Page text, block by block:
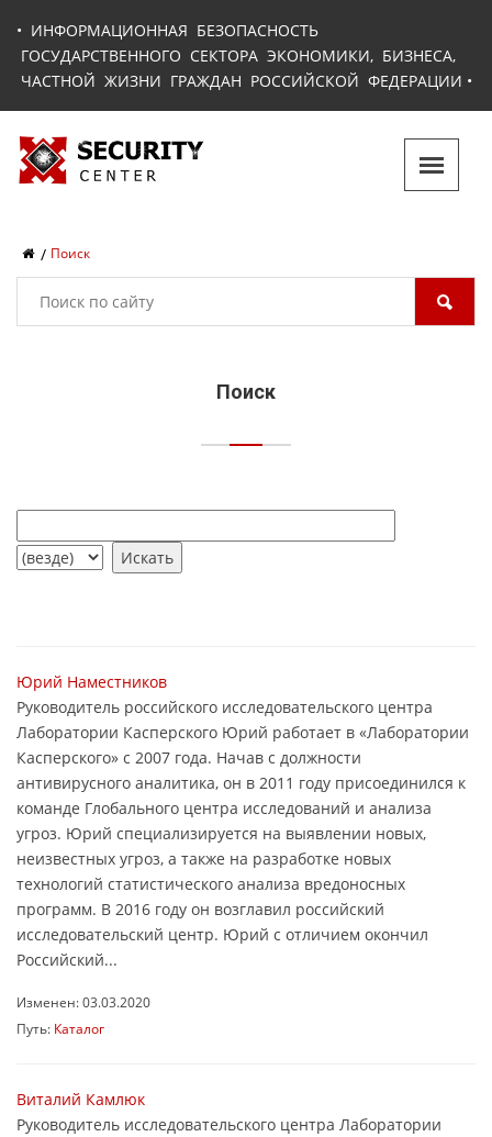
• ИНФОРМАЦИОННАЯ БЕЗОПАСНОСТЬ
ГОСУДАРСТВЕННОГО СЕКТОРА ЭКОНОМИКИ, БИЗНЕСА,
ЧАСТНОЙ ЖИЗНИ ГРАЖДАН РОССИЙСКОЙ ФЕДЕРАЦИИ •
Поиск
Поиск
Юрий Наместников
Руководитель российского исследовательского центра
Лаборатории Касперского Юрий работает в «Лаборатории
Касперского» с 2007 года. Начав с должности
антивирусного аналитика, он в 2011 году присоединился к
команде Глобального центра исследований и анализа
угроз. Юрий специализируется на выявлении новых,
неизвестных угроз, а также на разработке новых
технологий статистического анализа вредоносных
программ. В 2016 году он возглавил российский
исследовательский центр. Юрий с отличием окончил
Российский...
Изменен: 03.03.2020
Путь: Каталог
Виталий Камлюк
Руководитель исследовательского центра Лаборатории